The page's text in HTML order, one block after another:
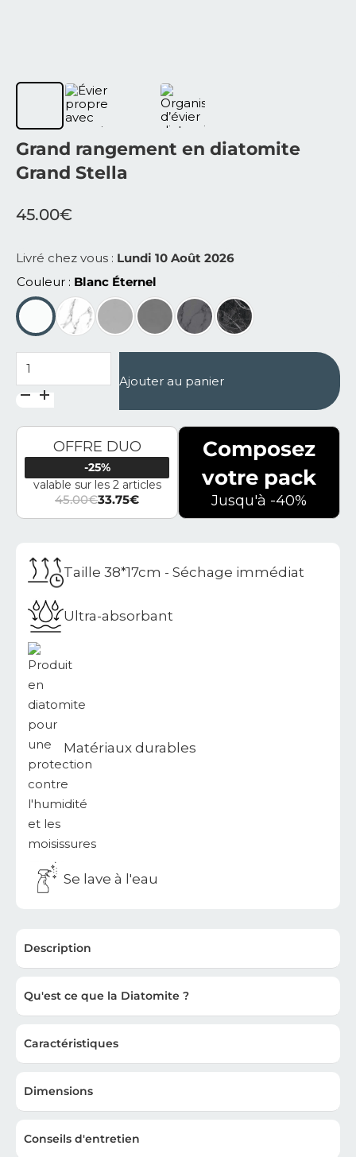
Grand rangement en diatomite
Grand Stella
45.00€
Livré chez vous : Lundi 10 Août 2026
Couleur
Blanc Éternel
quantité de Grand rangement en diatomite Grand Stella
Ajouter au panier
OFFRE DUO
-25%
valable sur les 2 articles
45.00€
Le prix initial était : 45.00€.
33.75€
Le prix actuel est : 33.75€.
Composez
votre pack
Jusqu'à -40%
Taille 38*17cm - Séchage immédiat
Ultra-absorbant
Matériaux durables
Se lave à l'eau
Description
Qu'est ce que la Diatomite ?
Caractéristiques
Dimensions
Conseils d'entretien